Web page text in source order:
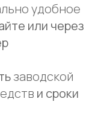
удобное
или через
заводской
и сроки